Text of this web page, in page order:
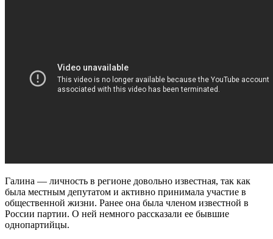
Галина — личность в регионе довольно известная, так как
была местным депутатом и активно принимала участие в
общественной жизни. Ранее она была членом известной в
России партии. О ней немного рассказали ее бывшие
однопартийцы.